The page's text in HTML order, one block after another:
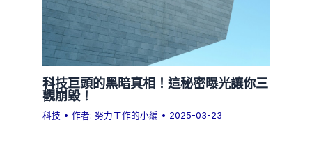
科技巨頭的黑暗真相！這秘密曝光讓你三
觀崩毀！
科技 • 作者:努力工作的小編 • 2025-03-23